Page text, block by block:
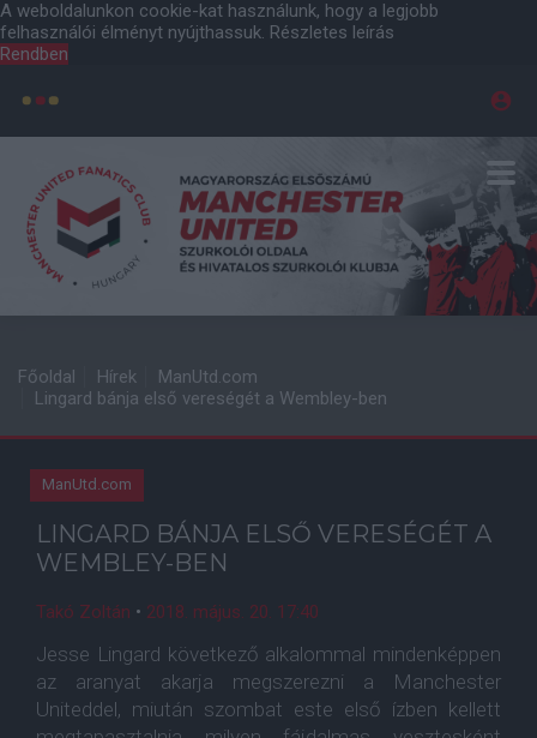
A weboldalunkon cookie-kat használunk, hogy a legjobb
felhasználói élményt nyújthassuk. Részletes leírás
Rendben
Főoldal Hírek
ManUtd.com
Lingard bánja első vereségét a Wembley-ben
ManUtd.com
LINGARD BÁNJA ELSŐ VERESÉGÉT A
WEMBLEY-BEN
Takó Zoltán • 2018. május. 20. 17:40
Jesse Lingard következő alkalommal mindenképpen
az aranyat akarja megszerezni a Manchester
Uniteddel, miután szombat este első ízben kellett